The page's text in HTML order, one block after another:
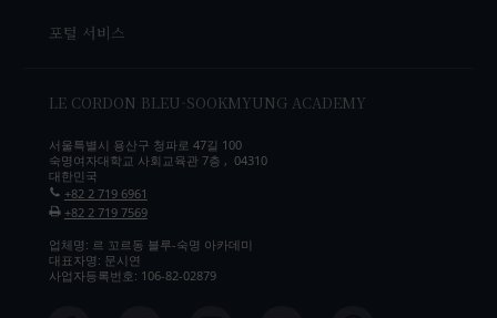
포털 서비스
LE CORDON BLEU-SOOKMYUNG ACADEMY
서울특별시 용산구 청파로 47길 100
숙명여자대학교 사회교육관 7층 , 04310
대한민국
+82 2 719 6961
+82 2 719 7569
업체명: 르 꼬르동 블루-숙명 아카데미
대표자명: 문시연
사업자등록번호: 106-82-02879